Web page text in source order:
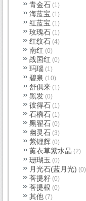
青金石 (1)
海蓝宝 (1)
红蓝宝 (1)
玫瑰石 (1)
红纹石 (4)
南红 (0)
战国红 (0)
玛瑙 (1)
碧泉 (10)
舒俱来 (1)
黑发 (0)
彼得石 (1)
石榴石 (1)
黑翟石 (0)
幽灵石 (3)
紫锂辉 (0)
薰衣草紫水晶 (2)
珊瑚玉 (0)
月光石(蓝月光) (0)
菩提籽 (0)
菩提根 (0)
其他 (7)